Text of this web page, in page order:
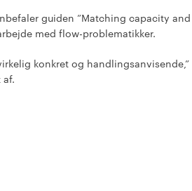
guiden ”Matching capacity and
med flow-problematikker.
konkret og handlingsanvisende,”